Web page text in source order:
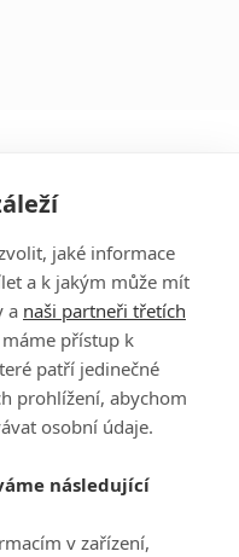
PŘIHLÁSIT
REGISTROVAT
mailserialy@fandimefilmu.cz
napište nám na e-mail
jaké informace
a k jakým může mít
a naši partneři třetích
přístup k
patří jedinečné
prohlížení, abychom
osobní údaje.
následující
v zařízení,